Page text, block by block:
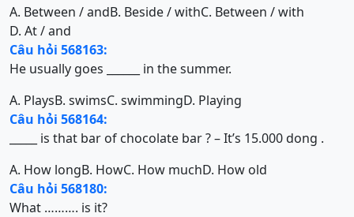
A. Between / andB. Beside / withC. Between / with
D. At / and
Câu hỏi 568163:
He usually goes ______ in the summer.
A. PlaysB. swimsC. swimmingD. Playing
Câu hỏi 568164:
_____ is that bar of chocolate bar ? – It’s 15.000 dong .
A. How longB. HowC. How muchD. How old
Câu hỏi 568180:
What ………. is it?